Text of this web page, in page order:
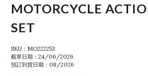
MOTORCYCLE
SET
SKU：MO222253
截單日期：24/06/2026
預訂到貨日期：08/2026